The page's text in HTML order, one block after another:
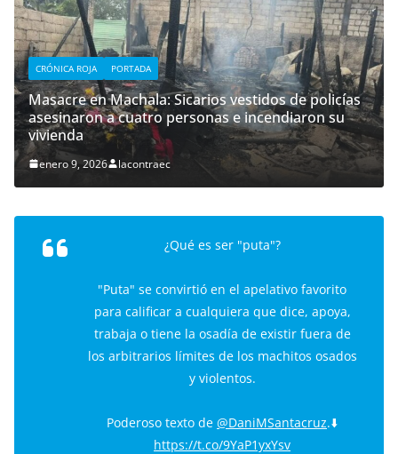
CRÓNICA ROJA PORTADA
Masacre en Machala: Sicarios vestidos de policías
asesinaron a cuatro personas e incendiaron su
vivienda
enero 9, 2026 lacontraec
¿Qué es ser "puta"?
"Puta" se convirtió en el apelativo favorito
para calificar a cualquiera que dice, apoya,
trabaja o tiene la osadía de existir fuera de
los arbitrarios límites de los machitos osados
y violentos.
Poderoso texto de @DaniMSantacruz.⬇️
https://t.co/9YaP1yxYsv